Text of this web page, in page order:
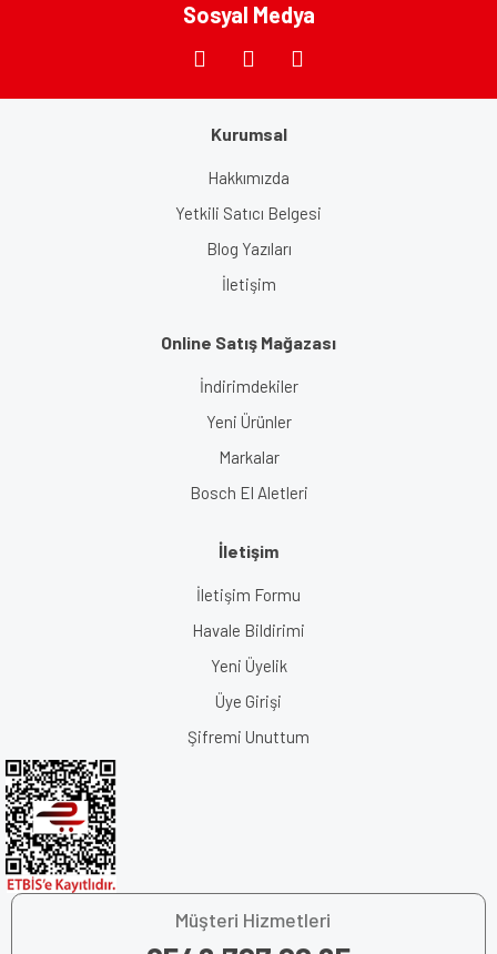
Sosyal Medya
Kurumsal
Hakkımızda
Yetkili Satıcı Belgesi
Blog Yazıları
İletişim
Online Satış Mağazası
İndirimdekiler
Yeni Ürünler
Markalar
Bosch El Aletleri
İletişim
İletişim Formu
Havale Bildirimi
Yeni Üyelik
Üye Girişi
Şifremi Unuttum
Müşteri Hizmetleri